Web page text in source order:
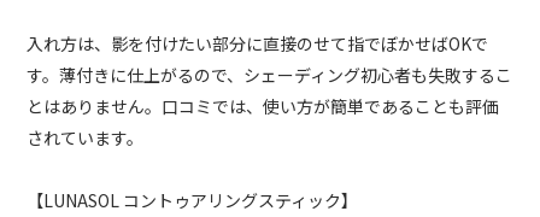
入れ方は、影を付けたい部分に直接のせて指でぼかせばOKで
す。薄付きに仕上がるので、シェーディング初心者も失敗するこ
とはありません。口コミでは、使い方が簡単であることも評価
されています。
【LUNASOL コントゥアリングスティック】